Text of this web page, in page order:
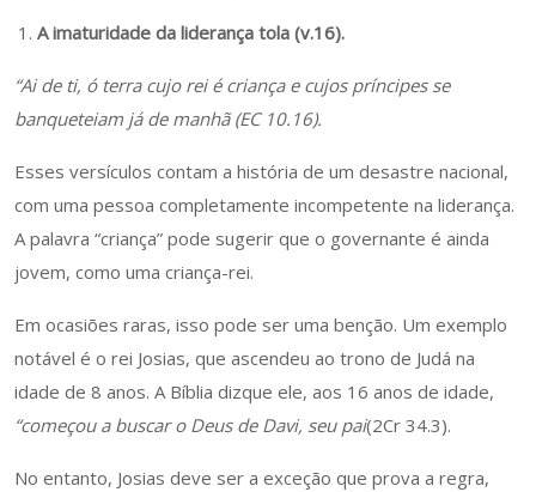
A imaturidade da liderança tola (v.16).
“Ai de ti, ó terra cujo rei é criança e cujos príncipes se
banqueteiam já de manhã (EC 10.16).
Esses versículos contam a história de um desastre nacional,
com uma pessoa completamente incompetente na liderança.
A palavra “criança” pode sugerir que o governante é ainda
jovem, como uma criança-rei.
Em ocasiões raras, isso pode ser uma benção. Um exemplo
notável é o rei Josias, que ascendeu ao trono de Judá na
idade de 8 anos. A Bíblia dizque ele, aos 16 anos de idade,
“começou a buscar o Deus de Davi, seu pai(2Cr 34.3).
No entanto, Josias deve ser a exceção que prova a regra,